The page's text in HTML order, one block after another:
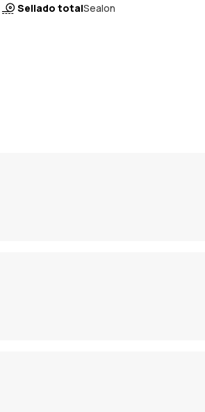
Sellado totalSealon